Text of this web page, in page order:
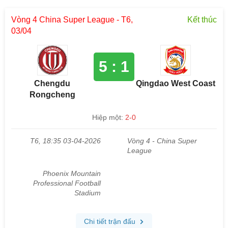
Vòng 4 China Super League - T6,
03/04
Kết thúc
Chengdu
Rongcheng
5 : 1
Qingdao West Coast
Hiệp một: 2-0
T6, 18:35 03-04-2026
Vòng 4 - China Super
League
Phoenix Mountain
Professional Football
Stadium
Chi tiết trận đấu